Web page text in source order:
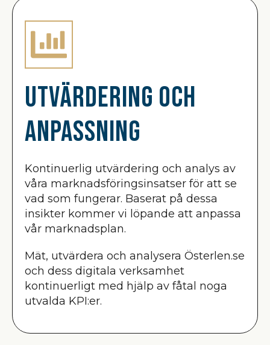
Utvärdering och
anpassning
Kontinuerlig utvärdering och analys av
våra marknadsföringsinsatser för att se
vad som fungerar. Baserat på dessa
insikter kommer vi löpande att anpassa
vår marknadsplan.
Mät, utvärdera och analysera Österlen.se
och dess digitala verksamhet
kontinuerligt med hjälp av fåtal noga
utvalda KPI:er.